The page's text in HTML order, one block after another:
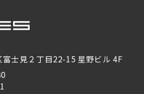
士見２丁目22-15 星野ビル 4F